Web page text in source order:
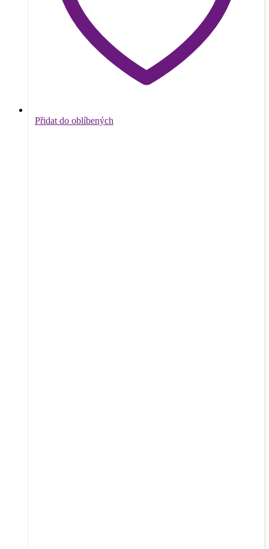
Přidat do oblíbených